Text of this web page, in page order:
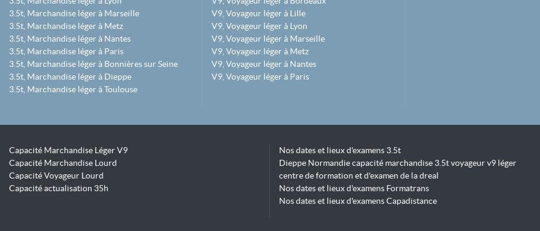
3.5t, Marchandise léger à Marseille
3.5t, Marchandise léger à Metz
3.5t, Marchandise léger à Nantes
3.5t, Marchandise léger à Paris
3.5t, Marchandise léger à Bonnières sur Seine
3.5t, Marchandise léger à Dieppe
3.5t, Marchandise léger à Toulouse
V9, Voyageur léger à Lille
V9, Voyageur léger à Lyon
V9, Voyageur léger à Marseille
V9, Voyageur léger à Metz
V9, Voyageur léger à Nantes
V9, Voyageur léger à Paris
Capacité Marchandise Léger V9
Capacité Marchandise Lourd
Capacité Voyageur Lourd
Capacité actualisation 35h
Nos dates et lieux d'examens 3.5t
Dieppe Normandie capacité marchandise 3.5t voyageur v9 léger
centre de formation et d'examen de la dreal
Nos dates et lieux d'examens Formatrans
Nos dates et lieux d'examens Capadistance